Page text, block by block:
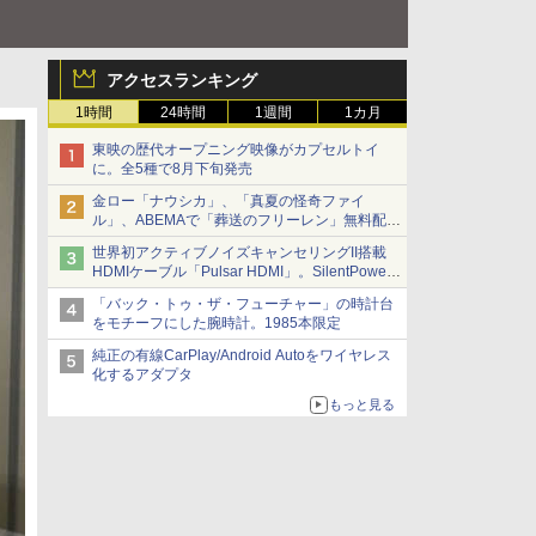
アクセスランキング
1時間 24時間 1週間 1カ月
東映の歴代オープニング映像がカプセルトイ
に。全5種で8月下旬発売
金ロー「ナウシカ」、「真夏の怪奇ファイ
ル」、ABEMAで「葬送のフリーレン」無料配信
など。夏の特番・配信情報
世界初アクティブノイズキャンセリングII搭載
HDMIケーブル「Pulsar HDMI」。SilentPower
から
「バック・トゥ・ザ・フューチャー」の時計台
をモチーフにした腕時計。1985本限定
純正の有線CarPlay/Android Autoをワイヤレス
化するアダプタ
もっと見る